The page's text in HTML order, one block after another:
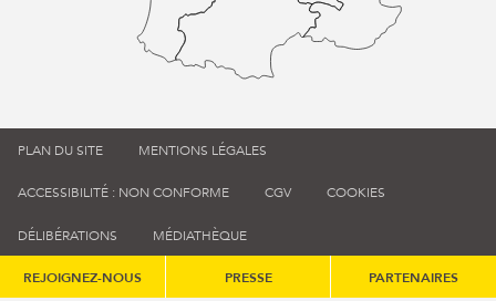
PLAN DU SITE MENTIONS LÉGALES
ACCESSIBILITÉ : NON CONFORME CGV COOKIES
DÉLIBÉRATIONS MÉDIATHÈQUE
REJOIGNEZ-NOUS PRESSE PARTENAIRES